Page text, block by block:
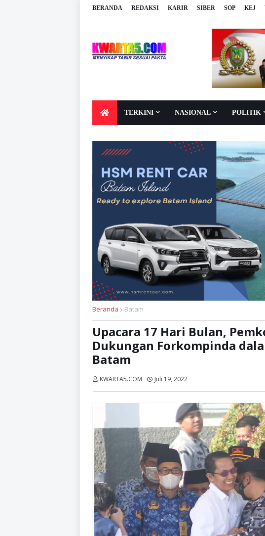
BERANDA REDAKSI KARIR SIBER SOP KEJ
TERKINI NASIONAL POLITIK
Beranda Batam
Upacara 17 Hari Bulan,
Dukungan Forkompinda
Batam
KWARTA5.COM Juli 19, 2022